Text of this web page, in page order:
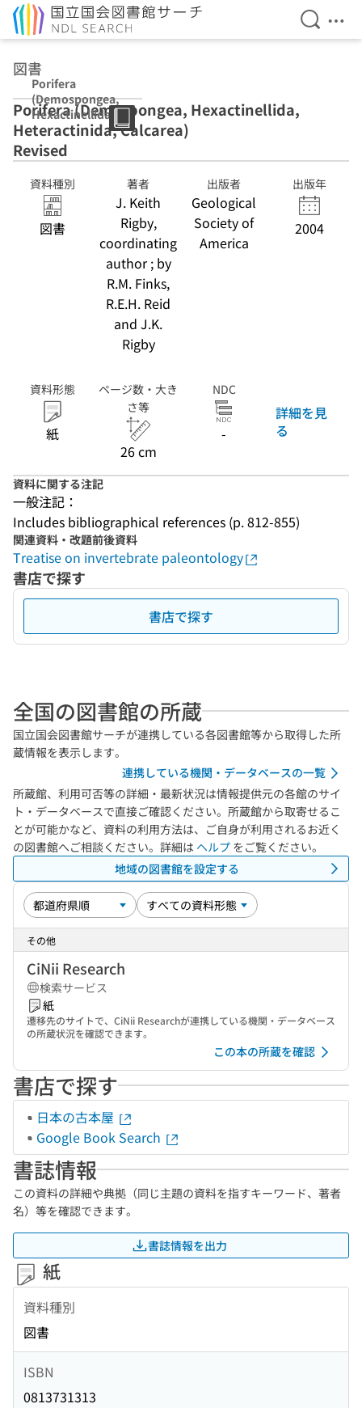
検索を
メ
図書
Porifera
(Demospongea,
Hexactinellida,
Heteractinida,
Calcarea)
Revised
Porifera (Demospongea, Hexactinellida,
Heteractinida, Calcarea)
Revised
資料種別
図書
著者
J. Keith
Rigby,
coordinating
author ; by
R.M. Finks,
R.E.H. Reid
and J.K.
Rigby
出版者
Geological
Society of
America
出版年
2004
資料形態
紙
ページ数・大き
さ等
26 cm
NDC
-
詳細を見
る
資料に関する注記
一般注記：
Includes bibliographical references (p. 812-855)
関連資料・改題前後資料
Treatise on invertebrate paleontology
書店で探す
書店で探す
全国の図書館の所蔵
国立国会図書館サーチが連携している各図書館等から取得した所
蔵情報を表示します。
連携している機関・データベースの一覧
所蔵館、利用可否等の詳細・最新状況は情報提供元の各館のサイ
ト・データベースで直接ご確認ください。所蔵館から取寄せるこ
とが可能かなど、資料の利用方法は、ご自身が利用されるお近く
の図書館へご相談ください。詳細は ヘルプ をご覧ください。
地域の図書館を設定する
その他
CiNii Research
検索サービス
紙
遷移先のサイトで、CiNii Researchが連携している機関・データベース
の所蔵状況を確認できます。
この本の所蔵を確認
書店で探す
日本の古本屋
Google Book Search
書誌情報
この資料の詳細や典拠（同じ主題の資料を指すキーワード、著者
名）等を確認できます。
書誌情報を出力
紙
資料種別
図書
ISBN
0813731313